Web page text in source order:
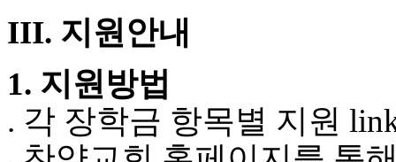
III. 지원안내
1. 지원방법
. 각 장학금 항목별 지원